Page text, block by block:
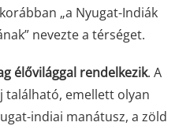
„a Nyugat-Indiák
nevezte a térséget.
élővilággal rendelkezik. A
található, emellett olyan
indiai manátusz, a zöld